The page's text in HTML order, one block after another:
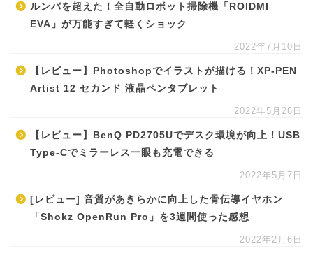
ルンバを超えた！全自動ロボット掃除機「ROIDMI
EVA」が万能すぎて軽くショック
2022年7月10日
【レビュー】Photoshopでイラストが描ける！XP-PEN
Artist 12 セカンド 液晶ペンタブレット
2022年5月26日
【レビュー】BenQ PD2705Uでデスク環境が向上！USB
Type-Cでミラーレス一眼も充電できる
2022年5月7日
[レビュー] 音質があきらかに向上した骨伝導イヤホン
「Shokz OpenRun Pro」を3週間使った感想
2022年2月6日